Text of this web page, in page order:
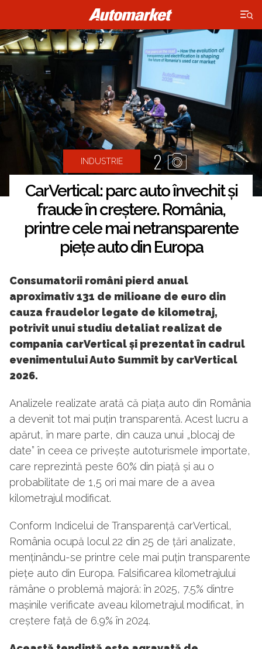
×
INDUSTRIE 2
CarVertical: parc auto învechit și
fraude în creștere. România,
printre cele mai netransparente
piețe auto din Europa
Consumatorii români pierd anual
aproximativ 131 de milioane de euro din
cauza fraudelor legate de kilometraj,
potrivit unui studiu detaliat realizat de
compania carVertical și prezentat în cadrul
evenimentului Auto Summit by carVertical
2026.
Analizele realizate arată că piața auto din România
a devenit tot mai puțin transparentă. Acest lucru a
apărut, în mare parte, din cauza unui „blocaj de
date” în ceea ce privește autoturismele importate,
care reprezintă peste 60% din piață și au o
probabilitate de 1,5 ori mai mare de a avea
kilometrajul modificat.
Conform Indicelui de Transparență carVertical,
România ocupă locul 22 din 25 de țări analizate,
menținându-se printre cele mai puțin transparente
piețe auto din Europa. Falsificarea kilometrajului
rămâne o problemă majoră: în 2025, 7.5% dintre
mașinile verificate aveau kilometrajul modificat, în
creștere față de 6.9% în 2024.